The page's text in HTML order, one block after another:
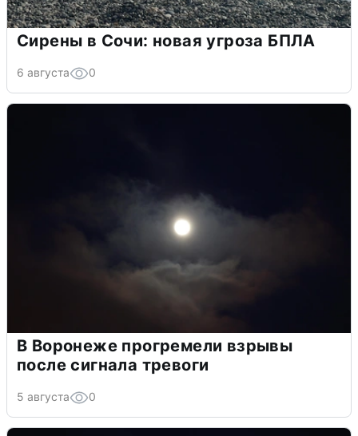
Сирены в Сочи: новая угроза БПЛА
6 августа 0
В Воронеже прогремели взрывы
после сигнала тревоги
5 августа 0